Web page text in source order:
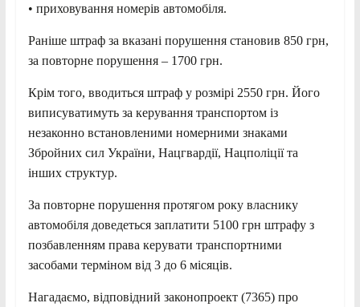
• приховування номерів автомобіля.
Раніше штраф за вказані порушення становив 850 грн,
за повторне порушення – 1700 грн.
Крім того, вводиться штраф у розмірі 2550 грн. Його
виписуватимуть за керування транспортом із
незаконно встановленими номерними знаками
Збройних сил України, Нацгвардії, Нацполіції та
інших структур.
За повторне порушення протягом року власнику
автомобіля доведеться заплатити 5100 грн штрафу з
позбавленням права керувати транспортними
засобами терміном від 3 до 6 місяців.
Нагадаємо, відповідний законопроект (7365) про